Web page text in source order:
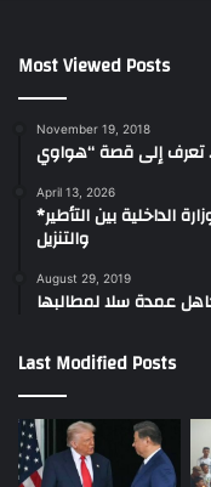
Most Viewed Posts
November 19, 2018
April 13, 2026
*الرؤية الملكية في هندسة المجال الترابي: وزارة الداخلية بين التأطير
والتنزيل
August 29, 2019
عمدة سلا لمطالبها
Last Modified Posts